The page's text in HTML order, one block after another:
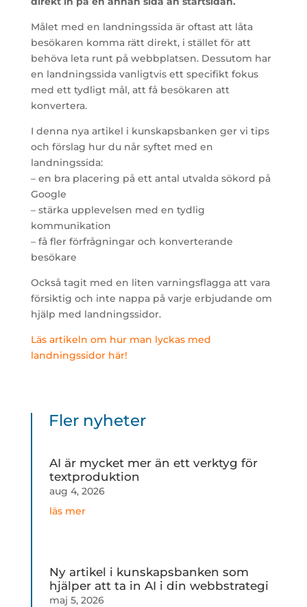
Målet med en landningssida är oftast att låta
besökaren komma rätt direkt, i stället för att
behöva leta runt på webbplatsen. Dessutom har
en landningssida vanligtvis ett specifikt fokus
med ett tydligt mål, att få besökaren att
konvertera.
I denna nya artikel i kunskapsbanken ger vi tips
och förslag hur du når syftet med en
landningssida:
– en bra placering på ett antal utvalda sökord på
Google
– stärka upplevelsen med en tydlig
kommunikation
– få fler förfrågningar och konverterande
besökare
Också tagit med en liten varningsflagga att vara
försiktig och inte nappa på varje erbjudande om
hjälp med landningssidor.
Läs artikeln om hur man lyckas med
landningssidor här!
Fler nyheter
AI är mycket mer än ett verktyg för
textproduktion
aug 4, 2026
läs mer
Ny artikel i kunskapsbanken som
hjälper att ta in AI i din webbstrategi
maj 5, 2026